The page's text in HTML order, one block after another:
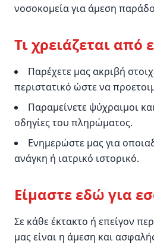
νοσοκομεία για άμεση
Τι χρειάζεται από
Παρέχετε μας ακριβή
περιστατικό ώστε να
Παραμείνετε ψύχραιμοι
οδηγίες του πληρώματος.
Ενημερώστε μας για
ανάγκη ή ιατρικό ιστορικό.
Είμαστε εδώ για
Σε κάθε έκτακτο ή επείγον
μας είναι η άμεση και